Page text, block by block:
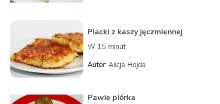
Placki z kaszy jęczmiennej
W 15 minut
Autor: Alicja Hojda
Pawie piórka